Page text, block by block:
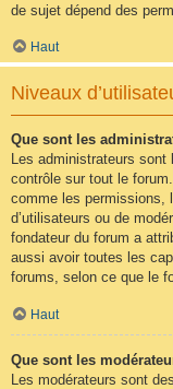
de sujet dépend des
Haut
Niveaux
Que sont les
Les administrateurs
contrôle sur tout le
comme les permissions,
d’utilisateurs ou de
fondateur du forum a
aussi avoir toutes les
forums, selon ce que le
Haut
Que sont les
Les modérateurs sont